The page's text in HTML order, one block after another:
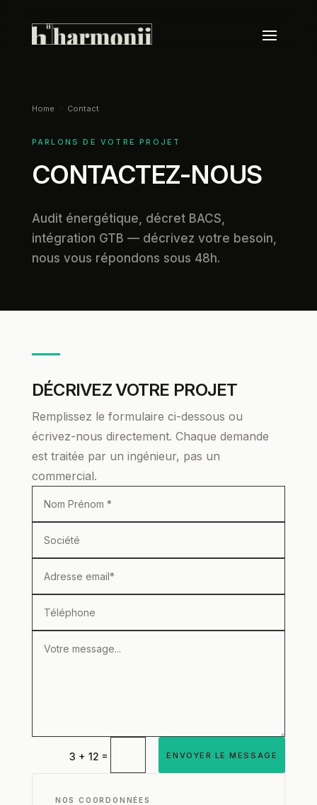
Home Contact
PARLONS DE VOTRE PROJET
CONTACTEZ-NOUS
Audit énergétique, décret BACS,
intégration GTB — décrivez votre besoin,
nous vous répondons sous 48h.
DÉCRIVEZ VOTRE PROJET
Remplissez le formulaire ci-dessous ou
écrivez-nous directement. Chaque demande
est traitée par un ingénieur, pas un
commercial.
3 + 12 = ENVOYER LE MESSAGE
NOS COORDONNÉES